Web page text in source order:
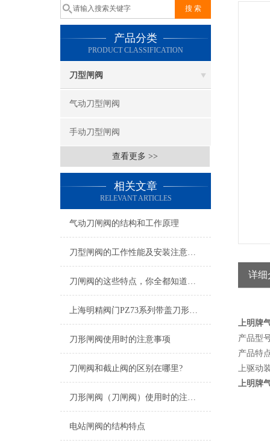
产品分类
PRODUCT CLASSIFICATION
刀型闸阀
气动刀型闸阀
手动刀型闸阀
查看更多 >>
相关文章
RELEVANT ARTICLES
气动刀闸阀的结构和工作原理
刀型闸阀的工作性能及安装注意事项
刀闸阀的这些特点，你全都知道吗？
上海明精阀门PZ73系列带盖刀形闸阀主要特点
刀形闸阀使用时的注意事项
刀闸阀和截止阀的区别在哪里?
刀形闸阀（刀闸阀）使用时的注意事项
电站闸阀的结构特点
详细
上明牌
产品型
产品特
上驱动
上明牌